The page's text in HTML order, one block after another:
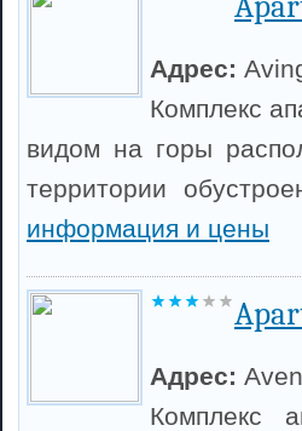
Адрес:
Комплекс
видом на горы
территории
информация и цены
Адрес:
Комплекс